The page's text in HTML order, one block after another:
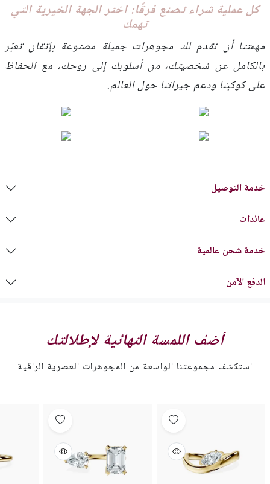
كل عملية شراء تصنع فرقًا: اختر الجهة الخيرية التي
تهمك
مهمتنا أن نقدم لك مجوهرات جميلة مصنوعة بإتقان تعبّر
بالكامل عن شخصيتك، من أسلوبك إلى روحك، مع الحفاظ
على كوكبنا ودعم جيراننا حول العالم.
خدمة التوصيل
عائدات
خدمة شحن عالمية
الدفع الآمن
أضف اللمسة النهائية لإطلالتك
استكشف مجموعتنا الواسعة من المجوهرات العصرية الراقية